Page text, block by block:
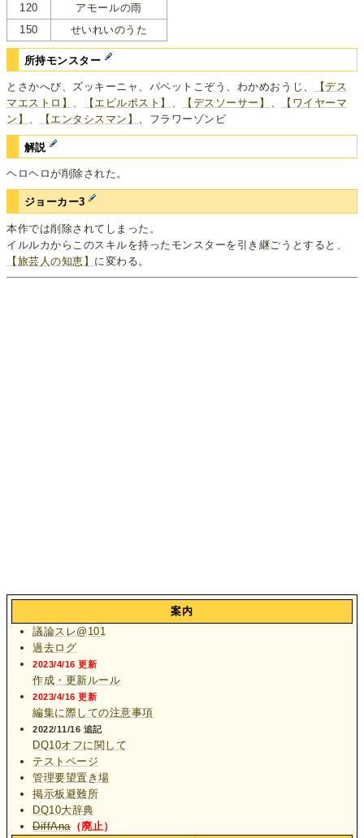
120
アモールの雨
150
せいれいのうた
所持モンスター
とさかへび、ズッキーニャ、パペットこぞう、わかめおうじ、
【デス
マエストロ】 、 【エビルポスト】 、 【デスソーサー】 、
【ワイヤーマ
ン】 、 【エンタシスマン】 、フラワーゾンビ
解説
ヘロヘロが削除された。
ジョーカー3
本作では削除されてしまった。
イルルカからこのスキルを持ったモンスターを引き継ごうとすると、
【旅芸人の知恵】 に変わる。
案内
議論スレ@101
過去ログ
2023/4/16 更新
作成・更新ルール
2023/4/16 更新
編集に際しての注意事項
2022/11/16 追記
DQ10オフに関して
テストページ
管理要望置き場
掲示板避難所
DQ10大辞典
DiffAna（廃止）